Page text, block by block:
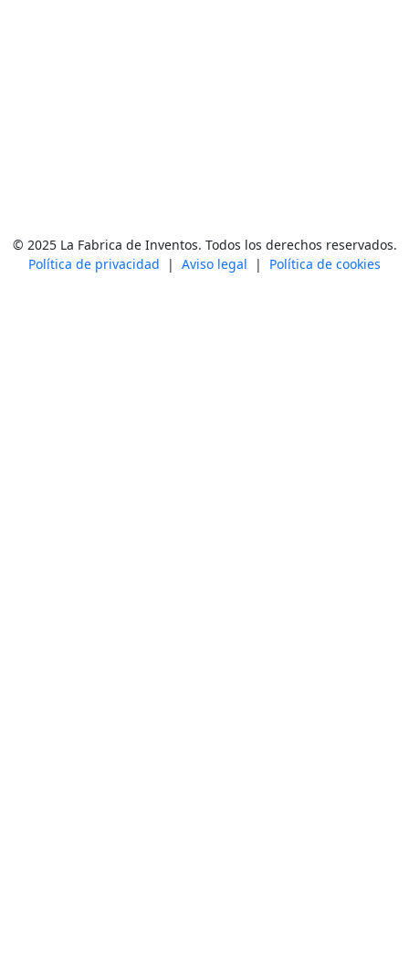
© 2025 La Fabrica de Inventos. Todos los derechos reservados.
Política de privacidad
| Aviso legal | Política de cookies